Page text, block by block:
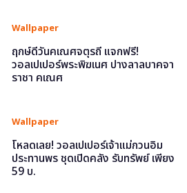
Wallpaper
ฤกษ์ดีวันคเณศจตุรถี แจกฟรี!
วอลเปเปอร์พระพิฆเนศ ปางลาลบาคจา
ราชา คเณศ
Wallpaper
โหลดเลย! วอลเปเปอร์เจ้าแม่กวนอิม
ประทานพร ชุดเปิดคลัง รับทรัพย์ เพียง
59 บ.